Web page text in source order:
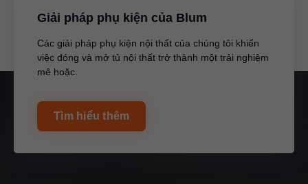
Giải pháp phụ kiện của Blum
Các giải pháp phụ kiện nội thất của chúng tôi khiến
việc đóng và mở tủ nội thất trở thành một trải nghiệm
mê hoặc.
Tìm hiểu thêm